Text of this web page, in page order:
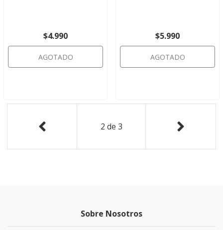
$4.990
AGOTADO
$5.990
AGOTADO
2 de 3
Sobre Nosotros